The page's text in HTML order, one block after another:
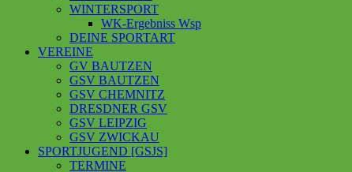
WINTERSPORT
WK-Ergebniss Wsp
DEINE SPORTART
VEREINE
GV BAUTZEN
GSV BAUTZEN
GSV CHEMNITZ
DRESDNER GSV
GSV LEIPZIG
GSV ZWICKAU
SPORTJUGEND [GSJS]
TERMINE